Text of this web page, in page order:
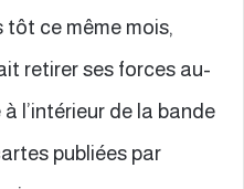
tôt ce même mois,
retirer ses forces au-
l’intérieur de la bande
publiées par